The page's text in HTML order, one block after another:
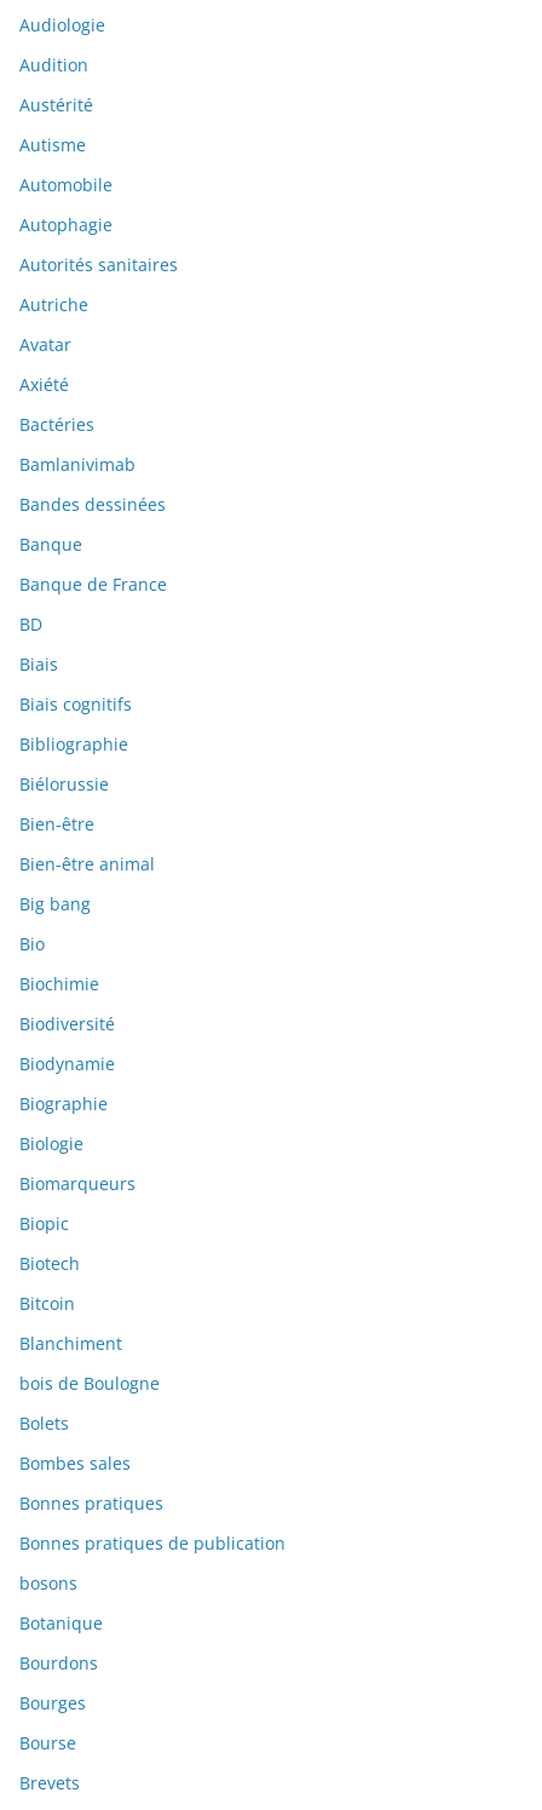
Audiologie
Audition
Austérité
Autisme
Automobile
Autophagie
Autorités sanitaires
Autriche
Avatar
Axiété
Bactéries
Bamlanivimab
Bandes dessinées
Banque
Banque de France
BD
Biais
Biais cognitifs
Bibliographie
Biélorussie
Bien-être
Bien-être animal
Big bang
Bio
Biochimie
Biodiversité
Biodynamie
Biographie
Biologie
Biomarqueurs
Biopic
Biotech
Bitcoin
Blanchiment
bois de Boulogne
Bolets
Bombes sales
Bonnes pratiques
Bonnes pratiques de publication
bosons
Botanique
Bourdons
Bourges
Bourse
Brevets